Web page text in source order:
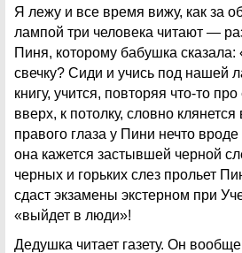
Я лежу и все время вижу, как за
лампой три человека читают —
Пиня, которому бабушка
свечку? Сиди и учись под нашей
книгу, учится, повторяя что-то
вверх, к потолку, словно
правого глаза у Пини нечто
она кажется застывшей черной
черных и горьких слез прольет
сдаст экзамены экстерном при
«выйдет в люди»!
Дедушка читает газету. Он вообще